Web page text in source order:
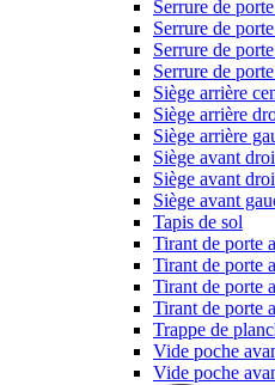
Serrure de
Serrure de
Serrure de
Serrure de
Siège arrière
Siège arrière
Siège arrière
Siège avant
Siège avant
Siège avant
Tapis de sol
Tirant de porte
Tirant de porte
Tirant de porte
Tirant de porte
Trappe de
Vide poche
Vide poche